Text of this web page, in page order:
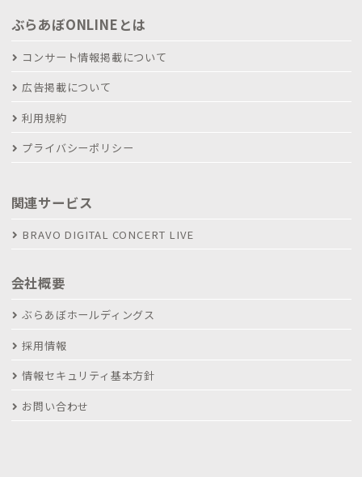
ぶらあぼONLINEとは
コンサート情報掲載について
広告掲載について
利用規約
プライバシーポリシー
関連サービス
BRAVO DIGITAL CONCERT LIVE
会社概要
ぶらあぼホールディングス
採用情報
情報セキュリティ基本方針
お問い合わせ